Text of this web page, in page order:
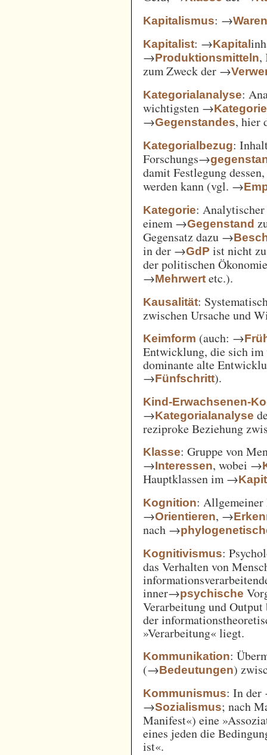
Kapitalismus: →
Kapitalist: →Kapital
→Produktionsmitteln,
zum Zweck der →
Kategorialanalyse:
wichtigsten →
→Gegenstandes, hier
Kategorialbezug:
Forschungs→
damit Festlegung
werden kann (vgl. →
Kategorie:
einem →Gegenstand
Gegensatz dazu →
in der →GdP ist nicht
der politischen
→Mehrwert etc.).
Kausalität:
zwischen Ursache und
Keimform (auch: →
Entwicklung, die sich im
dominante alte
→Fünfschritt).
Kind-Erwachsenen-
→Kategorialanalyse
reziproke Beziehung
Klasse: Gruppe von
→Interessen, wobei →
Hauptklassen im →
Kognition: Allgemeiner
→Orientieren, →
nach →
Kognitivismus:
das Verhalten von
inner→psychische
Verarbeitung und
der
»Verarbeitung« liegt.
Kommunikation:
(→Bedeutungen)
Kommunismus: In
→Sozialismus; nach
Manifest«) eine
eines jeden die
ist«.